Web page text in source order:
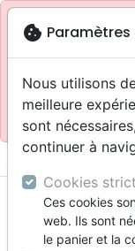
blockSite réservé
Accès pour les
Site pour le
menu
cookie
Nous utilisons
meilleure
sont
continuer à
Cookies
Ces cookies
web. Ils sont
le panier et la